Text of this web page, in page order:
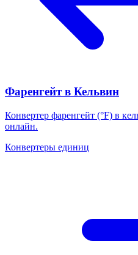
Фаренгейт в Кельвин
Конвертер фаренгейт (°F) в
онлайн.
Конвертеры единиц